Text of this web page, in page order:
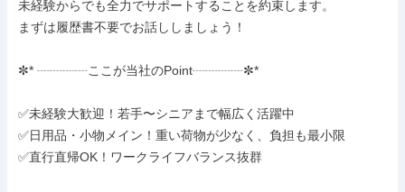
未経験からでも全力でサポートすることを約束します。
まずは履歴書不要でお話ししましょう！
✼* ┈┈┈┈ここが当社のPoint┈┈┈┈✼*
✅未経験大歓迎！若手〜シニアまで幅広く活躍中
✅日用品・小物メイン！重い荷物が少なく、負担も最小限
✅直行直帰OK！ワークライフバランス抜群